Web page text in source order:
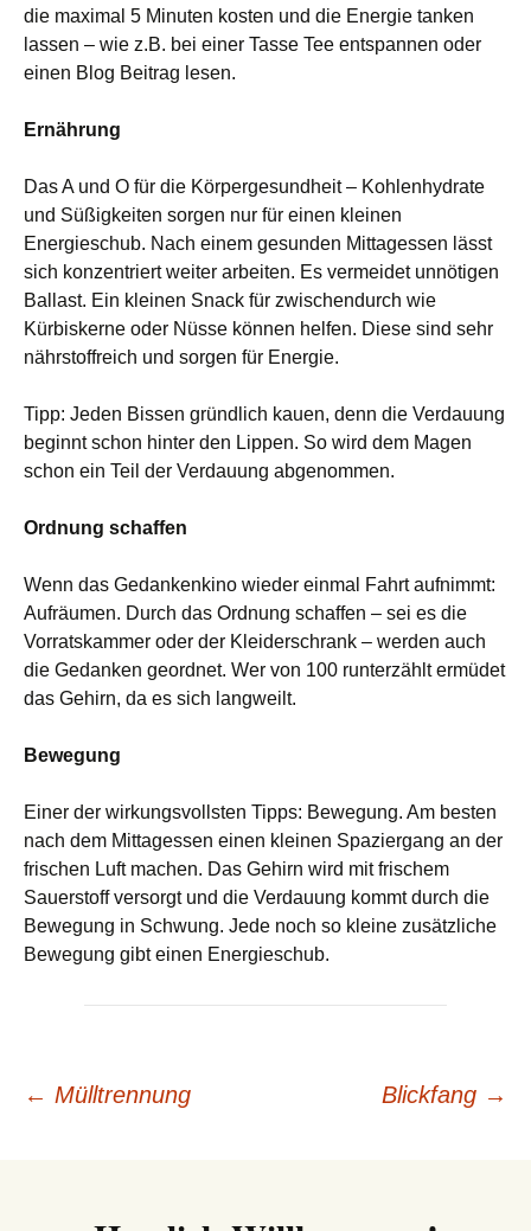
die maximal 5 Minuten kosten und die Energie tanken
lassen – wie z.B. bei einer Tasse Tee entspannen oder
einen Blog Beitrag lesen.
Ernährung
Das A und O für die Körpergesundheit – Kohlenhydrate
und Süßigkeiten sorgen nur für einen kleinen
Energieschub. Nach einem gesunden Mittagessen lässt
sich konzentriert weiter arbeiten. Es vermeidet unnötigen
Ballast. Ein kleinen Snack für zwischendurch wie
Kürbiskerne oder Nüsse können helfen. Diese sind sehr
nährstoffreich und sorgen für Energie.
Tipp: Jeden Bissen gründlich kauen, denn die Verdauung
beginnt schon hinter den Lippen. So wird dem Magen
schon ein Teil der Verdauung abgenommen.
Ordnung schaffen
Wenn das Gedankenkino wieder einmal Fahrt aufnimmt:
Aufräumen. Durch das Ordnung schaffen – sei es die
Vorratskammer oder der Kleiderschrank – werden auch
die Gedanken geordnet. Wer von 100 runterzählt ermüdet
das Gehirn, da es sich langweilt.
Bewegung
Einer der wirkungsvollsten Tipps: Bewegung. Am besten
nach dem Mittagessen einen kleinen Spaziergang an der
frischen Luft machen. Das Gehirn wird mit frischem
Sauerstoff versorgt und die Verdauung kommt durch die
Bewegung in Schwung. Jede noch so kleine zusätzliche
Bewegung gibt einen Energieschub.
Beitrags-
← Mülltrennung Blickfang →